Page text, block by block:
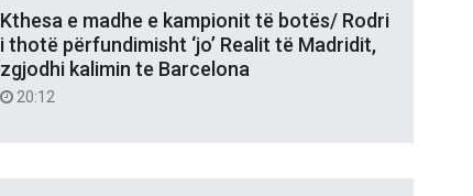
Kthesa e madhe e kampionit të botës/ Rodri
i thotë përfundimisht ‘jo’ Realit të Madridit,
zgjodhi kalimin te Barcelona
20:12